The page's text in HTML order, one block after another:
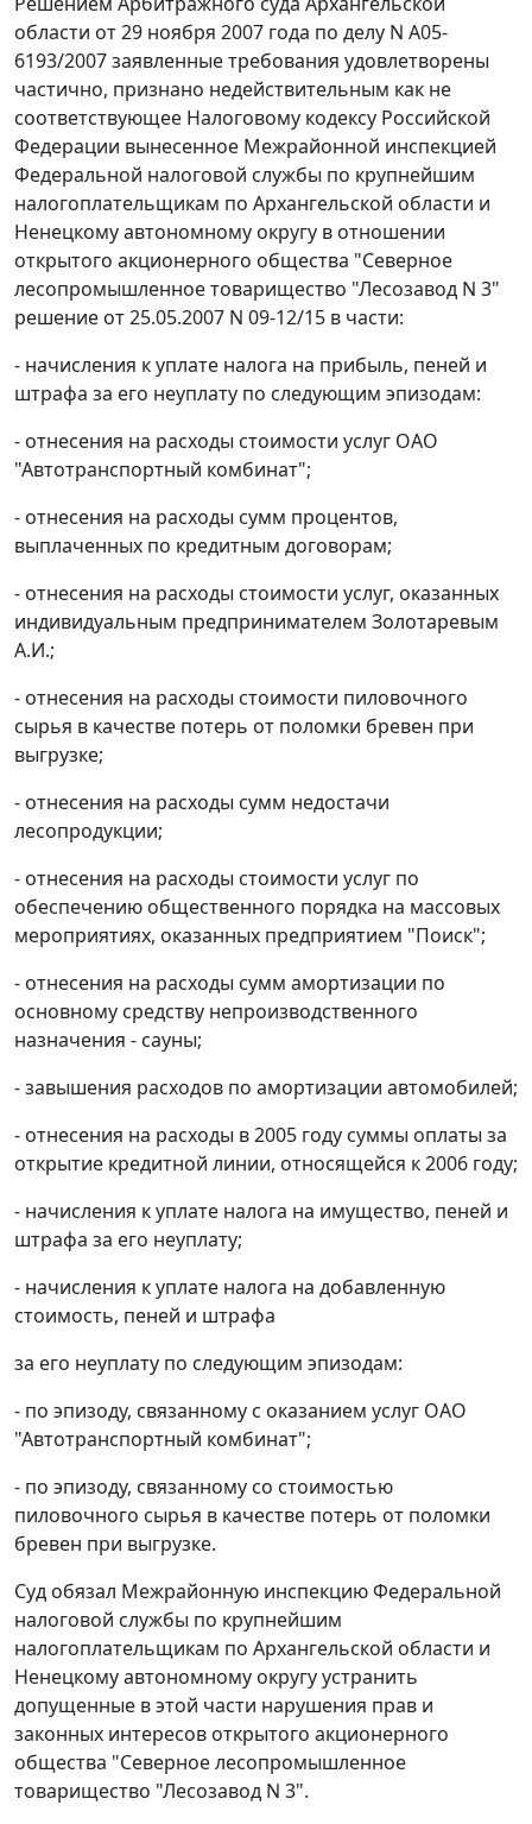
области от 29 ноября 2007 года по делу N А05-
6193/2007 заявленные требования удовлетворены
частично, признано недействительным как не
соответствующее Налоговому кодексу Российской
Федерации вынесенное Межрайонной инспекцией
Федеральной налоговой службы по крупнейшим
налогоплательщикам по Архангельской области и
Ненецкому автономному округу в отношении
открытого акционерного общества "Северное
лесопромышленное товарищество "Лесозавод N 3"
решение от 25.05.2007 N 09-12/15 в части:
- начисления к уплате налога на прибыль, пеней и
штрафа за его неуплату по следующим эпизодам:
- отнесения на расходы стоимости услуг ОАО
"Автотранспортный комбинат";
- отнесения на расходы сумм процентов,
выплаченных по кредитным договорам;
- отнесения на расходы стоимости услуг, оказанных
индивидуальным предпринимателем Золотаревым
А.И.;
- отнесения на расходы стоимости пиловочного
сырья в качестве потерь от поломки бревен при
выгрузке;
- отнесения на расходы сумм недостачи
лесопродукции;
- отнесения на расходы стоимости услуг по
обеспечению общественного порядка на массовых
мероприятиях, оказанных предприятием "Поиск";
- отнесения на расходы сумм амортизации по
основному средству непроизводственного
назначения - сауны;
- завышения расходов по амортизации автомобилей;
- отнесения на расходы в 2005 году суммы оплаты за
открытие кредитной линии, относящейся к 2006 году;
- начисления к уплате налога на имущество, пеней и
штрафа за его неуплату;
- начисления к уплате налога на добавленную
стоимость, пеней и штрафа
за его неуплату по следующим эпизодам:
- по эпизоду, связанному с оказанием услуг ОАО
"Автотранспортный комбинат";
- по эпизоду, связанному со стоимостью
пиловочного сырья в качестве потерь от поломки
бревен при выгрузке.
Суд обязал Межрайонную инспекцию Федеральной
налоговой службы по крупнейшим
налогоплательщикам по Архангельской области и
Ненецкому автономному округу устранить
допущенные в этой части нарушения прав и
законных интересов открытого акционерного
общества "Северное лесопромышленное
товарищество "Лесозавод N 3".